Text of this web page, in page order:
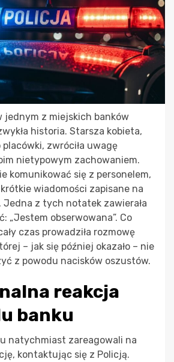
jednym z miejskich banków
historia. Starsza kobieta,
placówki, zwróciła uwagę
nietypowym zachowaniem.
komunikować się z personelem,
wiadomości zapisane na
Jedna z tych notatek zawierała
„Jestem obserwowana”. Co
czas prowadziła rozmowę
– jak się później okazało – nie
z powodu nacisków oszustów.
reakcja
banku
natychmiast zareagowali na
kontaktując się z Policją.